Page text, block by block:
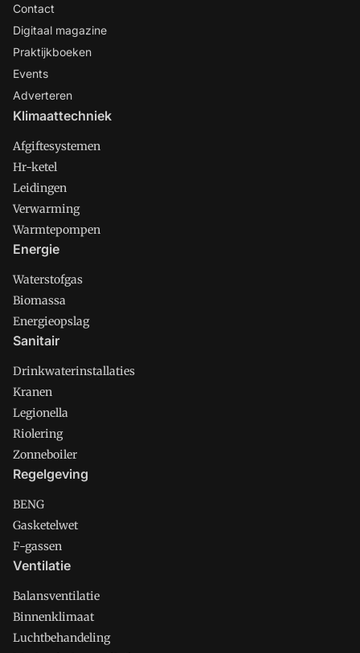
Contact
Digitaal magazine
Praktijkboeken
Events
Adverteren
Klimaattechniek
Afgiftesystemen
Hr-ketel
Leidingen
Verwarming
Warmtepompen
Energie
Waterstofgas
Biomassa
Energieopslag
Sanitair
Drinkwaterinstallaties
Kranen
Legionella
Riolering
Zonneboiler
Regelgeving
BENG
Gasketelwet
F-gassen
Ventilatie
Balansventilatie
Binnenklimaat
Luchtbehandeling